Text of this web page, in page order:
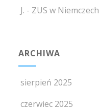
J. - ZUS w Niemczech
ARCHIWA
sierpień 2025
czerwiec 2025